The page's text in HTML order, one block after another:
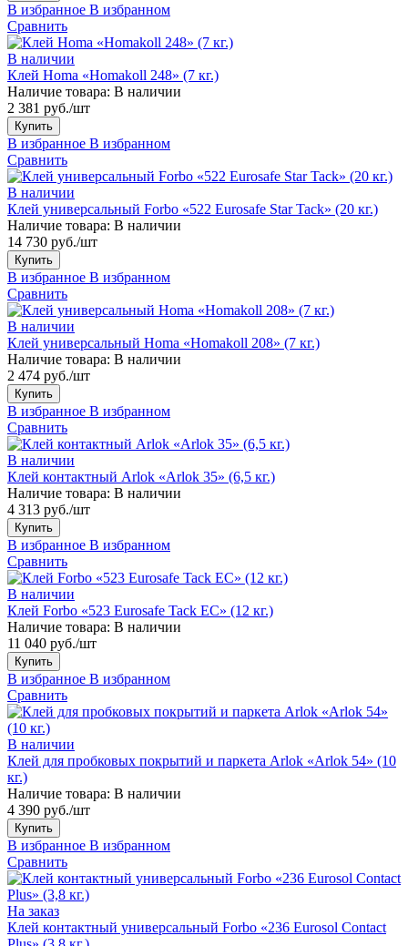
В избранное В избранном
Сравнить
В наличии
Клей Homa «Homakoll 248» (7 кг.)
Наличие товара: В наличии
2 381 руб./шт
Купить
В избранное В избранном
Сравнить
В наличии
Клей универсальный Forbo «522 Eurosafe Star Tack» (20 кг.)
Наличие товара: В наличии
14 730 руб./шт
Купить
В избранное В избранном
Сравнить
В наличии
Клей универсальный Homa «Homakoll 208» (7 кг.)
Наличие товара: В наличии
2 474 руб./шт
Купить
В избранное В избранном
Сравнить
В наличии
Клей контактный Arlok «Arlok 35» (6,5 кг.)
Наличие товара: В наличии
4 313 руб./шт
Купить
В избранное В избранном
Сравнить
В наличии
Клей Forbo «523 Eurosafe Tack EC» (12 кг.)
Наличие товара: В наличии
11 040 руб./шт
Купить
В избранное В избранном
Сравнить
В наличии
Клей для пробковых покрытий и паркета Arlok «Arlok 54» (10
кг.)
Наличие товара: В наличии
4 390 руб./шт
Купить
В избранное В избранном
Сравнить
На заказ
Клей контактный универсальный Forbo «236 Eurosol Contact